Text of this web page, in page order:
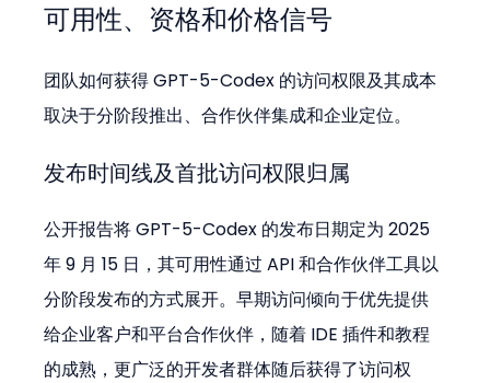
可用性、资格和价格信号
团队如何获得 GPT-5-Codex 的访问权限及其成本
取决于分阶段推出、合作伙伴集成和企业定位。
发布时间线及首批访问权限归属
公开报告将 GPT-5-Codex 的发布日期定为 2025
年 9 月 15 日，其可用性通过 API 和合作伙伴工具以
分阶段发布的方式展开。早期访问倾向于优先提供
给企业客户和平台合作伙伴，随着 IDE 插件和教程
的成熟，更广泛的开发者群体随后获得了访问权